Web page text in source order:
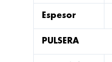
Espesor
PULSERA